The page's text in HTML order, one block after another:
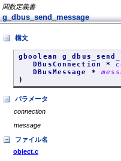
関数定義書
g_dbus_send_message
構文
gboolean
DBusConnection *
DBusMessage *
)
パラメータ
connection
message
ファイル名
object.c